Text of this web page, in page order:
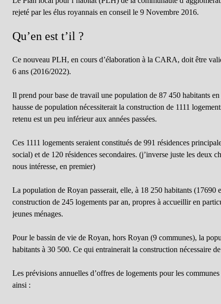
rejeté par les élus royannais en conseil le 9 Novembre 2016.
Qu’en est t’il ?
Ce nouveau PLH, en cours d’élaboration à la CARA, doit être
6 ans (2016/2022).
Il prend pour base de travail une population de 87 450 habitants
hausse de population nécessiterait la construction de 1111
retenu est un peu inférieur aux années passées.
Ces 1111 logements seraient constitués de 991 résidences
social) et de 120 résidences secondaires. (j’inverse juste les deux
nous intéresse, en premier)
La population de Royan passerait, elle, à 18 250 habitants (17690
construction de 245 logements par an, propres à accueillir en
jeunes ménages.
Pour le bassin de vie de Royan, hors Royan (9 communes), la
habitants à 30 500. Ce qui entrainerait la construction nécessaire
Les prévisions annuelles d’offres de logements pour les
ainsi :